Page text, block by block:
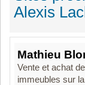
Alexis
Mathieu
Vente et achat
immeubles sur